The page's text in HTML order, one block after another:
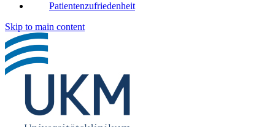
Patientenzufriedenheit
Skip to main content